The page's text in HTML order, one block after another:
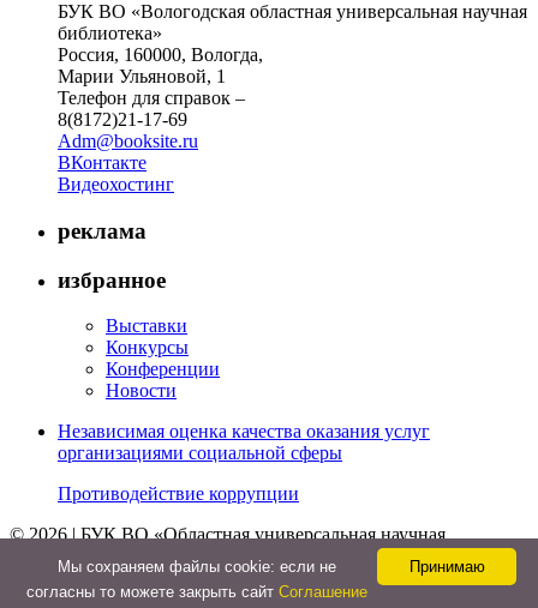
БУК ВО «Вологодская областная универсальная научная
библиотека»
Россия, 160000, Вологда,
Марии Ульяновой, 1
Телефон для справок –
8(8172)21-17-69
Adm@booksite.ru
ВКонтакте
Видеохостинг
реклама
избранное
Выставки
Конкурсы
Конференции
Новости
Независимая оценка качества оказания услуг
организациями социальной сферы
Противодействие коррупции
© 2026 | БУК ВО «Областная универсальная научная
библиотека»
Принимаю
Мы cохраняем файлы cookie: если не
согласны то можете закрыть сайт Соглашение